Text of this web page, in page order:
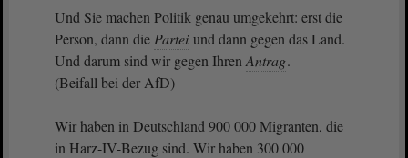
Und Sie machen Politik genau umgekehrt: erst die
Person, dann die Partei und dann gegen das Land.
Und darum sind wir gegen Ihren Antrag.
(Beifall bei der AfD)
Wir haben in Deutschland 900 000 Migranten, die
in Harz-IV-Bezug sind. Wir haben 300 000